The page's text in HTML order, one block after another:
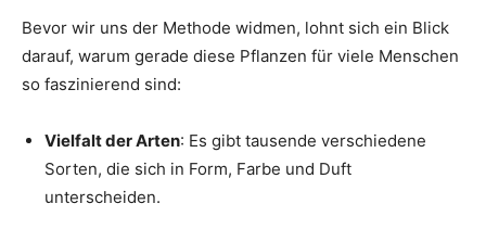
Bevor wir uns der Methode widmen, lohnt sich ein Blick
darauf, warum gerade diese Pflanzen für viele Menschen
so faszinierend sind:
Vielfalt der Arten: Es gibt tausende verschiedene
Sorten, die sich in Form, Farbe und Duft
unterscheiden.